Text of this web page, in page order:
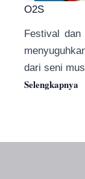
O2S
Festival
dari seni
Selengkapnya